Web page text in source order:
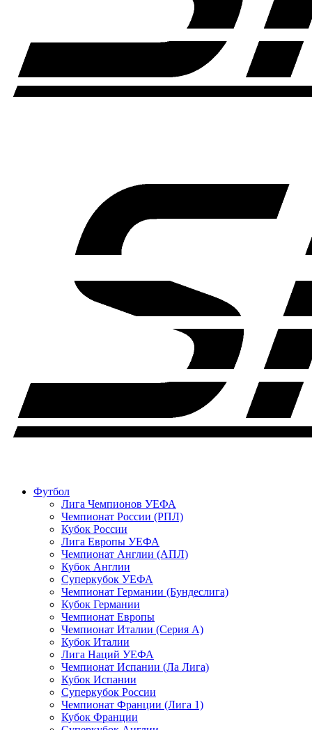
Футбол
Лига Чемпионов УЕФА
Чемпионат России (РПЛ)
Кубок России
Лига Европы УЕФА
Чемпионат Англии (АПЛ)
Кубок Англии
Суперкубок УЕФА
Чемпионат Германии (Бундеслига)
Кубок Германии
Чемпионат Европы
Чемпионат Италии (Серия А)
Кубок Италии
Лига Наций УЕФА
Чемпионат Испании (Ла Лига)
Кубок Испании
Суперкубок России
Чемпионат Франции (Лига 1)
Кубок Франции